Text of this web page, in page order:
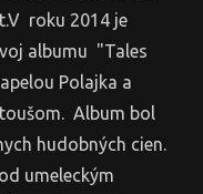
roku 2014 je
albumu "Tales
Polajka a
Album bol
hudobných cien.
umeleckým